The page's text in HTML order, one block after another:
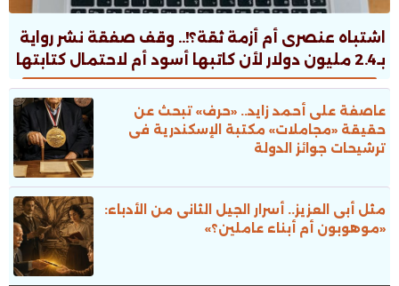
اشتباه عنصرى أم أزمة ثقة؟!.. وقف صفقة نشر رواية
بـ2.4 مليون دولار لأن كاتبها أسود أم لاحتمال كتابتها
بالـAI؟!
عاصفة على أحمد زايد.. «حرف» تبحث عن
حقيقة «مجاملات» مكتبة الإسكندرية فى
ترشيحات جوائز الدولة
مثل أبى العزيز.. أسرار الجيل الثانى من الأدباء:
«موهوبون أم أبناء عاملين؟»